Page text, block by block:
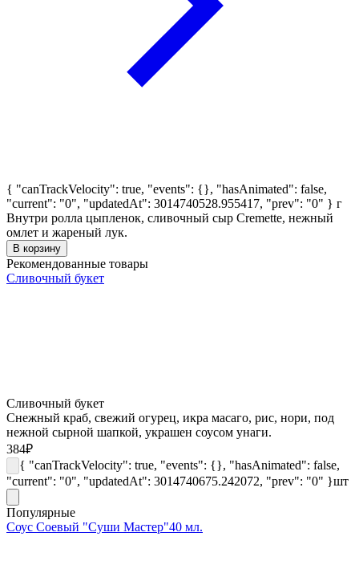
{ "canTrackVelocity": true, "events": {}, "hasAnimated": false,
"current": "0", "updatedAt": 3014740528.955417, "prev": "0" } г
Внутри ролла цыпленок, сливочный сыр Cremette, нежный
омлет и жареный лук.
В корзину
Рекомендованные товары
Сливочный букет
Сливочный букет
Снежный краб, свежий огурец, икра масаго, рис, нори, под
нежной сырной шапкой, украшен соусом унаги.
384₽
{ "canTrackVelocity": true, "events": {}, "hasAnimated": false,
"current": "0", "updatedAt": 3014740675.242072, "prev": "0" }шт
Популярные
Соус Соевый "Суши Мастер"40 мл.